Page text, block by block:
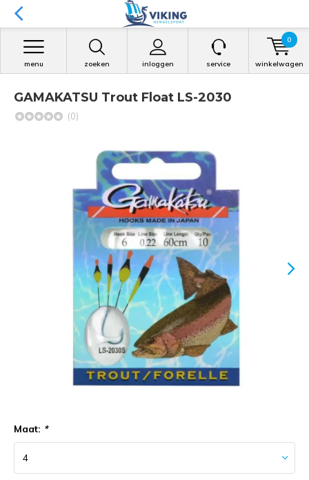
zoeken inloggen
menu service winkelwagen
0
GAMAKATSU Trout Float LS-2030
(0)
Maat: *